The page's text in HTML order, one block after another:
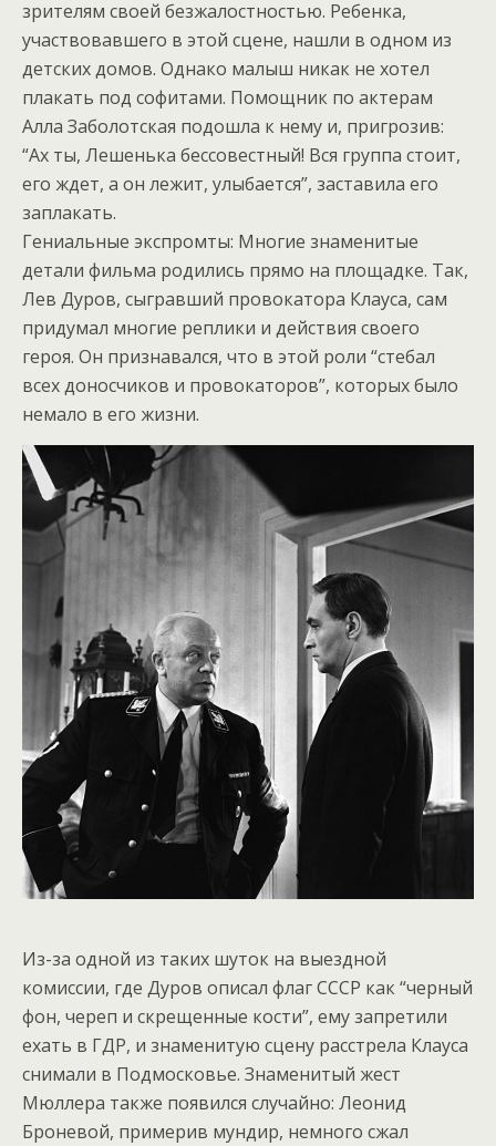
зрителям своей безжалостностью. Ребенка,
участвовавшего в этой сцене, нашли в одном из
детских домов. Однако малыш никак не хотел
плакать под софитами. Помощник по актерам
Алла Заболотская подошла к нему и, пригрозив:
“Ах ты, Лешенька бессовестный! Вся группа стоит,
его ждет, а он лежит, улыбается”, заставила его
заплакать.
Гениальные экспромты: Многие знаменитые
детали фильма родились прямо на площадке. Так,
Лев Дуров, сыгравший провокатора Клауса, сам
придумал многие реплики и действия своего
героя. Он признавался, что в этой роли “стебал
всех доносчиков и провокаторов”, которых было
немало в его жизни.
Из-за одной из таких шуток на выездной
комиссии, где Дуров описал флаг СССР как “черный
фон, череп и скрещенные кости”, ему запретили
ехать в ГДР, и знаменитую сцену расстрела Клауса
снимали в Подмосковье. Знаменитый жест
Мюллера также появился случайно: Леонид
Броневой, примерив мундир, немного сжал